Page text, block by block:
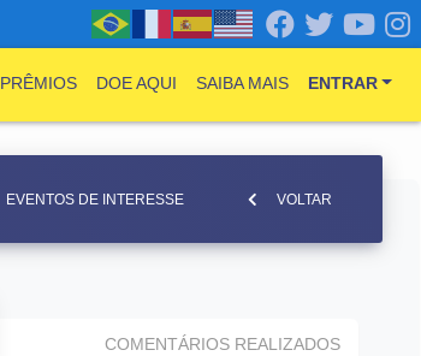
PRÊMIOS DOE AQUI SAIBA MAIS ENTRAR
EVENTOS DE INTERESSE VOLTAR
COMENTÁRIOS REALIZADOS